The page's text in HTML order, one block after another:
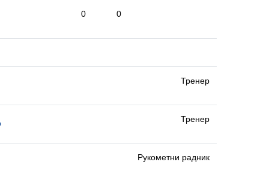
0 0
Тренер
Тренер
Рукометни радник